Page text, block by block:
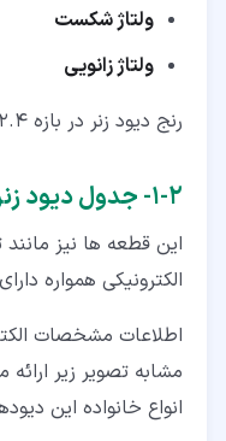
ولتاژ شکست
ولتاژ زانویی
رنج دیود زنر در بازه 2.4 تا 220 ولت می تواند متغیر باشد.
۲‏-‏۱‏- جدول دیود زنر
این قطعه ها نیز
الکترونیکی همواره
اطلاعات مشخصات
مشابه تصویر زیر
انواع خانواده این